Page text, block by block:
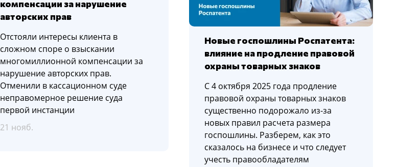
компенсации за нарушение
авторских прав
Отстояли интересы клиента в
сложном споре о взыскании
многомиллионной компенсации за
нарушение авторских прав.
Отменили в кассационном суде
неправомерное решение суда
первой инстанции
21 нояб.
Новые госпошлины Роспатента:
влияние на продление правовой
охраны товарных знаков
С 4 октября 2025 года продление
правовой охраны товарных знаков
существенно подорожало из-за
новых правил расчета размера
госпошлины. Разберем, как это
сказалось на бизнесе и что следует
учесть правообладателям